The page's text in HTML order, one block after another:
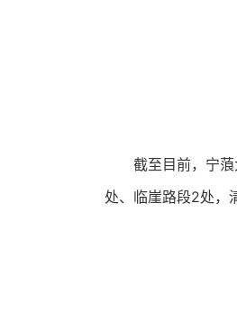
截至目前，宁
处、临崖路段2处，